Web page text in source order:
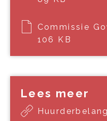
Commissie
106 KB
Lees meer